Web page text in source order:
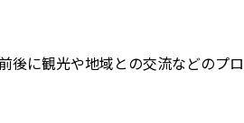
に観光や地域との交流などのプ